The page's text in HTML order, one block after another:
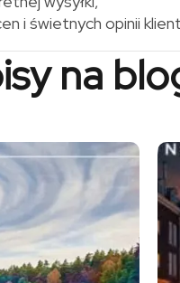
i świetnych opinii
na